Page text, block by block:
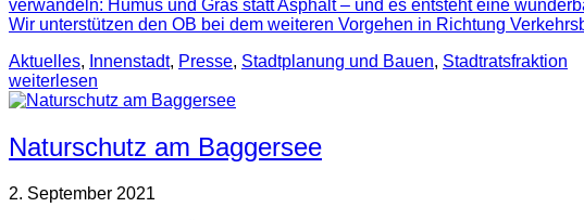
verwandeln: Humus und Gras statt Asphalt – und es entsteht eine
Wir unterstützen den OB bei dem weiteren Vorgehen in Richtung
Aktuelles, Innenstadt, Presse, Stadtplanung und Bauen, Stadtratsfraktion
weiterlesen
Naturschutz am Baggersee
2. September 2021